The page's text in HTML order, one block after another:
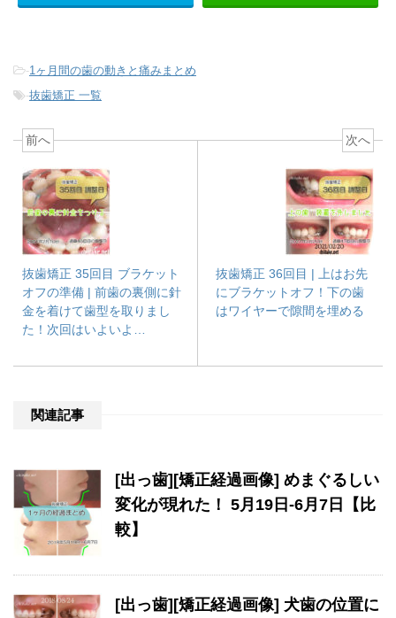
-1ヶ月間の歯の動きと痛みまとめ
-抜歯矯正 一覧
前へ
抜歯矯正 35回目 ブラケット
オフの準備 | 前歯の裏側に針
金を着けて歯型を取りまし
た！次回はいよいよ…
次へ
抜歯矯正 36回目 | 上はお先
にブラケットオフ！下の歯
はワイヤーで隙間を埋める
関連記事
[出っ歯][矯正経過画像] めまぐるしい
変化が現れた！ 5月19日-6月7日【比
較】
[出っ歯][矯正経過画像] 犬歯の位置に